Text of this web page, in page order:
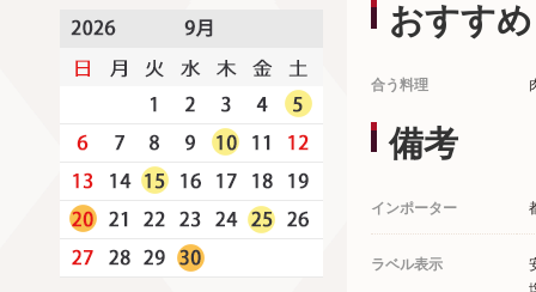
おすすめ
合う料理
備考
インポーター
ラベル表示